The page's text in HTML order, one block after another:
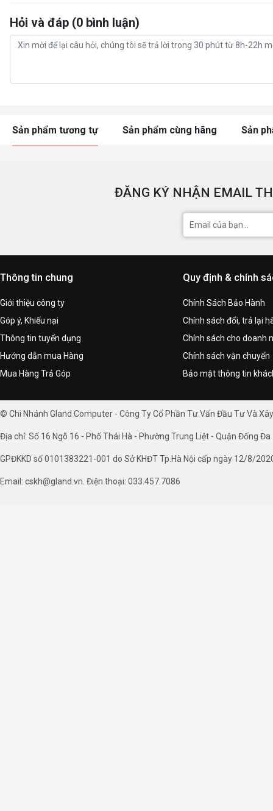
Hỏi và đáp (0 bình luận)
Sản phẩm tương tự Sản phẩm cùng hãng Sản
ĐĂNG KÝ NHẬN EMAIL
Thông tin chung
Giới thiệu công ty
Góp ý, Khiếu nại
Thông tin tuyển dụng
Hướng dẫn mua Hàng
Mua Hàng Trả Góp
Quy định & chính
Chính Sách Bảo Hành
Chính sách đổi, trả lại
Chính sách cho doanh
Chính sách vận chuyển
Bảo mật thông tin
© Chi Nhánh Gland Computer - Công Ty Cổ Phần Tư Vấn Đầu Tư Và
Địa chỉ: Số 16 Ngõ 16 - Phố Thái Hà - Phường Trung Liệt - Quận Đống Đa
GPĐKKD số 0101383221-001 do Sở KHĐT Tp.Hà Nội cấp ngày 12/8/
Email: cskh@gland.vn. Điện thoại: 033.457.7086